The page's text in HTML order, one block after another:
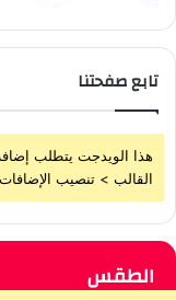
تابع صفحتنا
هذا الويدجت يتطلب
القالب > تنصيب
الطقس